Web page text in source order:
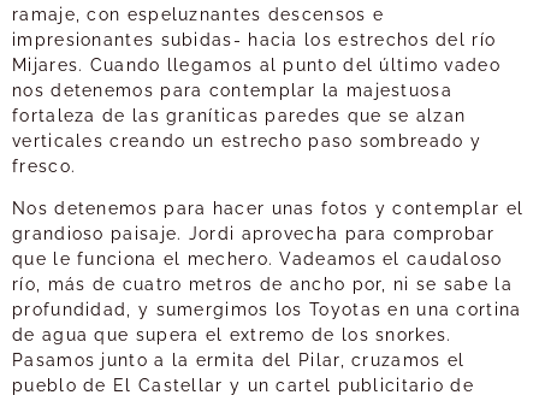
ramaje, con espeluznantes descensos e
impresionantes subidas- hacia los estrechos del río
Mijares. Cuando llegamos al punto del último vadeo
nos detenemos para contemplar la majestuosa
fortaleza de las graníticas paredes que se alzan
verticales creando un estrecho paso sombreado y
fresco.
Nos detenemos para hacer unas fotos y contemplar el
grandioso paisaje. Jordi aprovecha para comprobar
que le funciona el mechero. Vadeamos el caudaloso
río, más de cuatro metros de ancho por, ni se sabe la
profundidad, y sumergimos los Toyotas en una cortina
de agua que supera el extremo de los snorkes.
Pasamos junto a la ermita del Pilar, cruzamos el
pueblo de El Castellar y un cartel publicitario de